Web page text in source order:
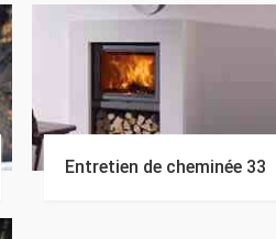
Entretien de cheminée 33